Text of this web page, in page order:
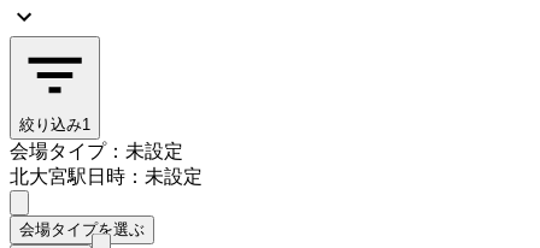
絞り込み1
会場タイプ：未設定
北大宮駅日時：未設定
会場タイプを選ぶ